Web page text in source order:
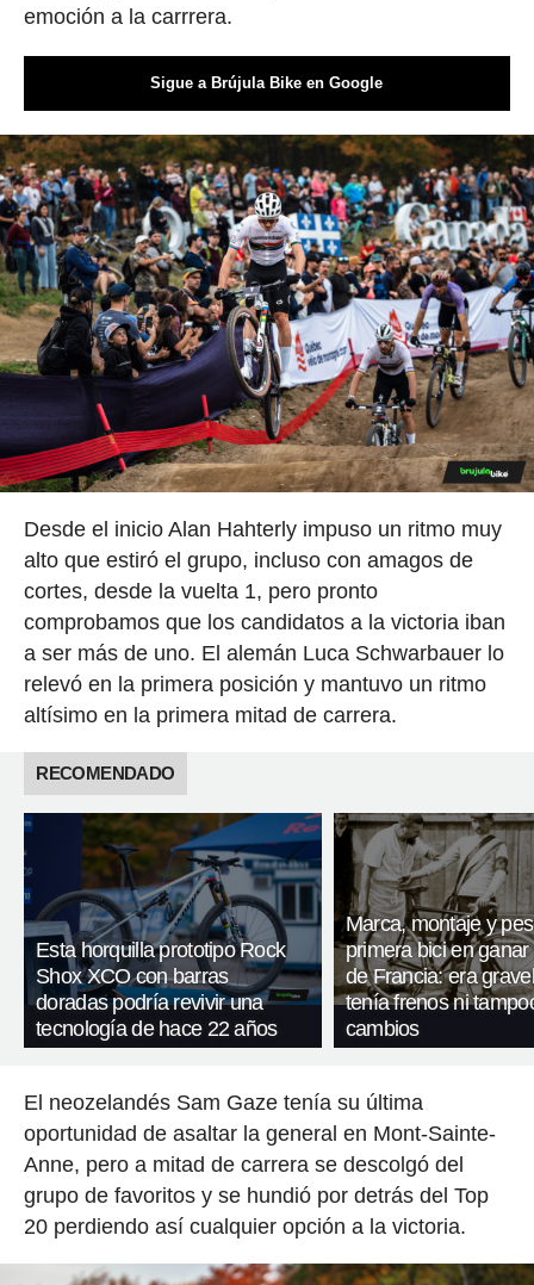
emoción a la carrrera.
Sigue a Brújula Bike en Google
Desde el inicio Alan Hahterly impuso un ritmo muy
alto que estiró el grupo, incluso con amagos de
cortes, desde la vuelta 1, pero pronto
comprobamos que los candidatos a la victoria iban
a ser más de uno. El alemán Luca Schwarbauer lo
relevó en la primera posición y mantuvo un ritmo
altísimo en la primera mitad de carrera.
RECOMENDADO
Esta horquilla prototipo Rock
Shox XCO con barras
doradas podría revivir una
tecnología de hace 22 años
Marca, montaje y
primera bici en ganar
de Francia: era
tenía frenos ni
cambios
El neozelandés Sam Gaze tenía su última
oportunidad de asaltar la general en Mont-Sainte-
Anne, pero a mitad de carrera se descolgó del
grupo de favoritos y se hundió por detrás del Top
20 perdiendo así cualquier opción a la victoria.